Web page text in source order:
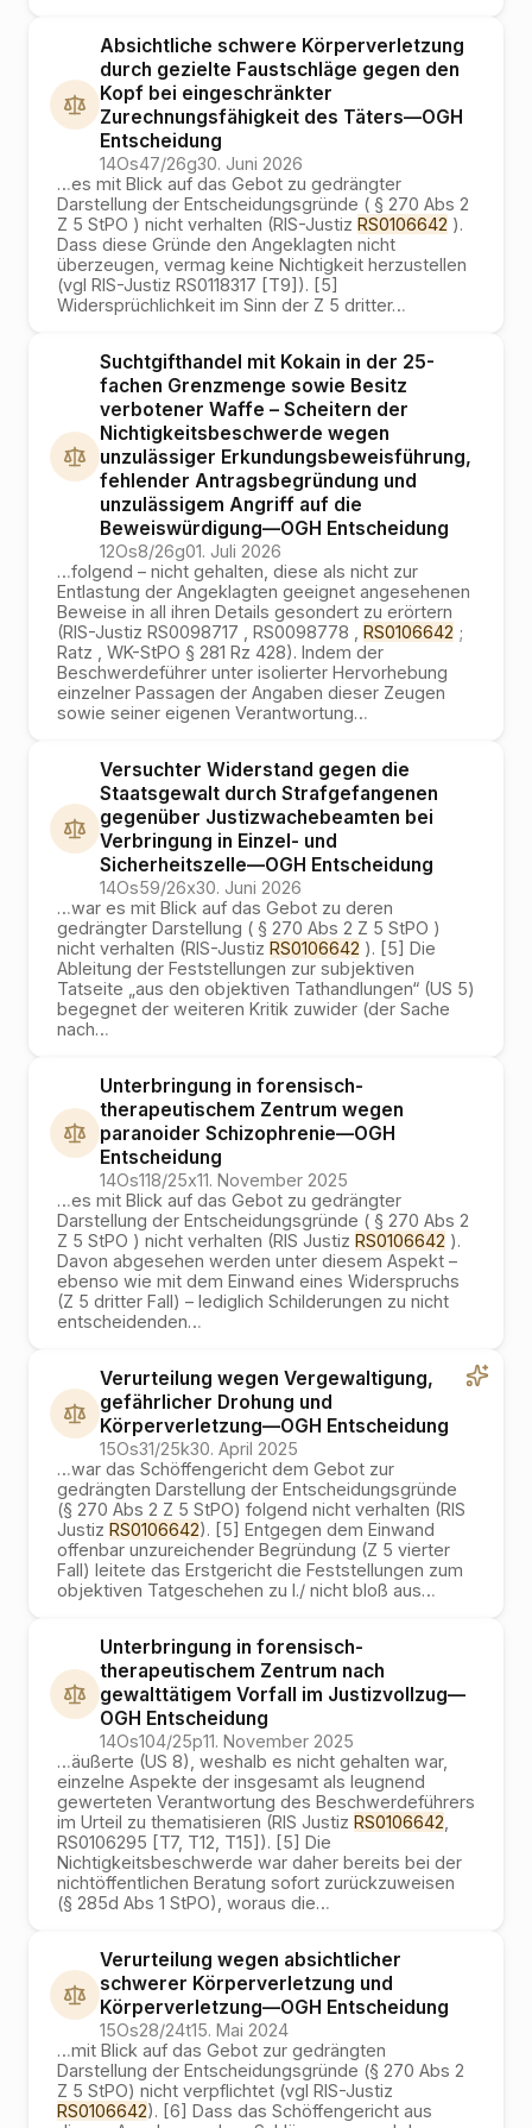
Absichtliche schwere Körperverletzung
durch gezielte Faustschläge gegen den
Kopf bei eingeschränkter
Zurechnungsfähigkeit des Täters—OGH
Entscheidung
14Os47/26g30. Juni 2026
…es mit Blick auf das Gebot zu gedrängter
Darstellung der Entscheidungsgründe ( § 270 Abs 2
Z 5 StPO ) nicht verhalten (RIS-Justiz RS0106642 ).
Dass diese Gründe den Angeklagten nicht
überzeugen, vermag keine Nichtigkeit herzustellen
(vgl RIS-Justiz RS0118317 [T9]). [5]
Widersprüchlichkeit im Sinn der Z 5 dritter…
Suchtgifthandel mit Kokain in der 25-
fachen Grenzmenge sowie Besitz
verbotener Waffe – Scheitern der
Nichtigkeitsbeschwerde wegen
unzulässiger Erkundungsbeweisführung,
fehlender Antragsbegründung und
unzulässigem Angriff auf die
Beweiswürdigung—OGH Entscheidung
12Os8/26g01. Juli 2026
…folgend – nicht gehalten, diese als nicht zur
Entlastung der Angeklagten geeignet angesehenen
Beweise in all ihren Details gesondert zu erörtern
(RIS-Justiz RS0098717 , RS0098778 , RS0106642 ;
Ratz , WK-StPO § 281 Rz 428). Indem der
Beschwerdeführer unter isolierter Hervorhebung
einzelner Passagen der Angaben dieser Zeugen
sowie seiner eigenen Verantwortung…
Versuchter Widerstand gegen die
Staatsgewalt durch Strafgefangenen
gegenüber Justizwachebeamten bei
Verbringung in Einzel- und
Sicherheitszelle—OGH Entscheidung
14Os59/26x30. Juni 2026
…war es mit Blick auf das Gebot zu deren
gedrängter Darstellung ( § 270 Abs 2 Z 5 StPO )
nicht verhalten (RIS-Justiz RS0106642 ). [5] Die
Ableitung der Feststellungen zur subjektiven
Tatseite „aus den objektiven Tathandlungen“ (US 5)
begegnet der weiteren Kritik zuwider (der Sache
nach…
Unterbringung in forensisch-
therapeutischem Zentrum wegen
paranoider Schizophrenie—OGH
Entscheidung
14Os118/25x11. November 2025
…es mit Blick auf das Gebot zu gedrängter
Darstellung der Entscheidungsgründe ( § 270 Abs 2
Z 5 StPO ) nicht verhalten (RIS Justiz RS0106642 ).
Davon abgesehen werden unter diesem Aspekt –
ebenso wie mit dem Einwand eines Widerspruchs
(Z 5 dritter Fall) – lediglich Schilderungen zu nicht
entscheidenden…
Verurteilung wegen Vergewaltigung,
gefährlicher Drohung und
Körperverletzung—OGH Entscheidung
15Os31/25k30. April 2025
…war das Schöffengericht dem Gebot zur
gedrängten Darstellung der Entscheidungsgründe
(§ 270 Abs 2 Z 5 StPO) folgend nicht verhalten (RIS
Justiz RS0106642). [5] Entgegen dem Einwand
offenbar unzureichender Begründung (Z 5 vierter
Fall) leitete das Erstgericht die Feststellungen zum
objektiven Tatgeschehen zu I./ nicht bloß aus…
Unterbringung in forensisch-
therapeutischem Zentrum nach
gewalttätigem Vorfall im Justizvollzug—
OGH Entscheidung
14Os104/25p11. November 2025
…äußerte (US 8), weshalb es nicht gehalten war,
einzelne Aspekte der insgesamt als leugnend
gewerteten Verantwortung des Beschwerdeführers
im Urteil zu thematisieren (RIS Justiz RS0106642
RS0106295 [T7, T12, T15]). [5] Die
Nichtigkeitsbeschwerde war daher bereits bei der
nichtöffentlichen Beratung sofort zurückzuweisen
(§ 285d Abs 1 StPO), woraus die…
Verurteilung wegen absichtlicher
schwerer Körperverletzung und
Körperverletzung—OGH Entscheidung
15Os28/24t15. Mai 2024
…mit Blick auf das Gebot zur gedrängten
Darstellung der Entscheidungsgründe (§ 270 Abs 2
Z 5 StPO) nicht verpflichtet (vgl RIS-Justiz
RS0106642). [6] Dass das Schöffengericht aus